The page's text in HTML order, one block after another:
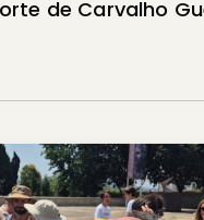
de Carvalho